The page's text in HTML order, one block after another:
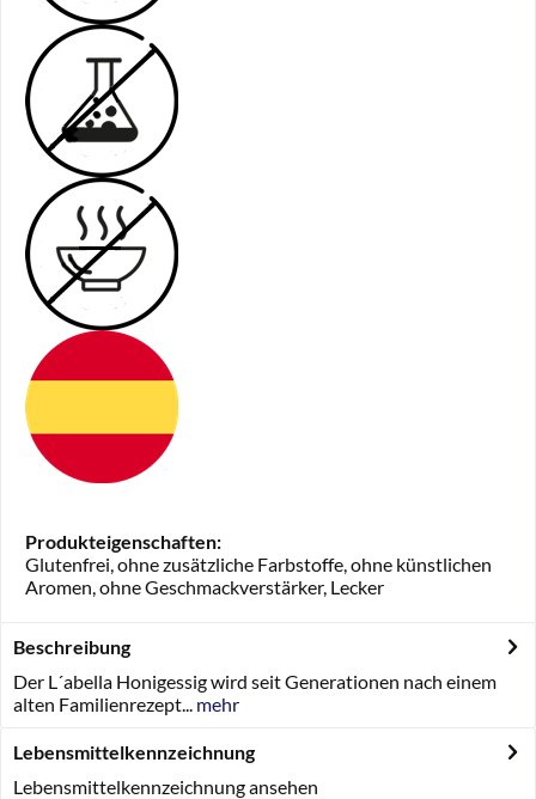
Produkteigenschaften:
Glutenfrei, ohne zusätzliche Farbstoffe, ohne künstlichen
Aromen, ohne Geschmackverstärker, Lecker
Beschreibung
Der L´abella Honigessig wird seit Generationen nach einem
alten Familienrezept... mehr
Lebensmittelkennzeichnung
Lebensmittelkennzeichnung ansehen